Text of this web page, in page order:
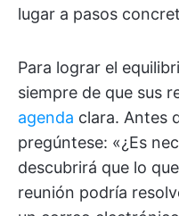
lugar a pasos
Para lograr el
siempre de que sus
agenda clara. Antes
pregúntese: «¿Es
descubrirá que lo
reunión podría